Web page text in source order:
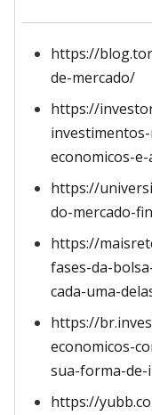
https://
de-mercado/
https://
economicos-
https://
do-mercado-
https://
fases-da-
cada-uma-
https://
economicos-
sua-forma-de-
https://